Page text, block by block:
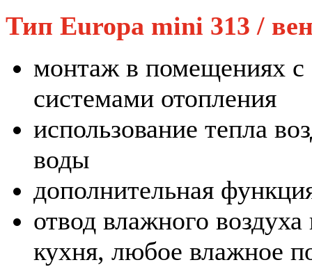
Тип Europa mini 313 /
монтаж в помещениях
системами отопления
использование тепла
воды
дополнительная
отвод влажного
кухня, любое влажное